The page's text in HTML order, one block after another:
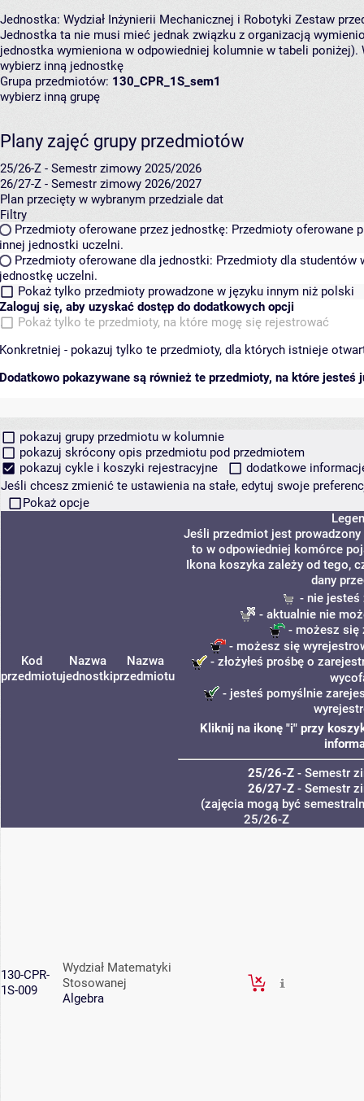
Jednostka: Wydział Inżynierii Mechanicznej i Robotyki Zestaw
Jednostka ta nie musi mieć jednak związku z organizacją
jednostka wymieniona w odpowiedniej kolumnie w tabeli
wybierz inną jednostkę
Grupa przedmiotów: 130_CPR_1S_sem1
wybierz inną grupę
Plany zajęć grupy przedmiotów
25/26-Z - Semestr zimowy 2025/2026
26/27-Z - Semestr zimowy 2026/2027
Plan przecięty w wybranym przedziale dat
Filtry
Przedmioty oferowane przez jednostkę: Przedmioty oferowane
innej jednostki uczelni.
Przedmioty oferowane dla jednostki: Przedmioty dla studentów
jednostkę uczelni.
Pokaż tylko przedmioty prowadzone w języku innym niż polski
Zaloguj się, aby uzyskać dostęp do dodatkowych opcji
Pokaż tylko te przedmioty, na które mogę się rejestrować
Konkretniej - pokazuj tylko te przedmioty, dla których istnieje
Dodatkowo pokazywane są również te przedmioty, na które jesteś
pokazuj grupy przedmiotu w kolumnie
pokazuj skrócony opis przedmiotu pod przedmiotem
pokazuj cykle i koszyki rejestracyjne
dodatkowe
Jeśli chcesz zmienić te ustawienia na stałe, edytuj swoje
Pokaż opcje
Kod
przedmiotu
Nazwa
jednostki
Nazwa
przedmiotu
Jeśli przedmiot jest prowadzony
to w odpowiedniej komórce
Ikona koszyka zależy od tego,
dany
- nie jesteś
- aktualnie nie
- możesz się
- możesz się
- złożyłeś prośbę o
- jesteś pomyślnie
Kliknij na ikonę "i" przy
25/26-Z- Semestr
26/27-Z- Semestr
(zajęcia mogą być
25/26-Z
130-CPR-
1S-009
Wydział Matematyki
Stosowanej
Algebra